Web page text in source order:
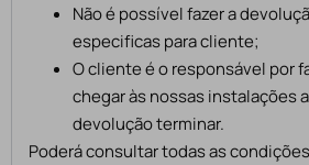
Não é possível fazer a
especificas para cliente;
O cliente é o responsável por
chegar às nossas instalações
devolução terminar.
Poderá consultar todas as